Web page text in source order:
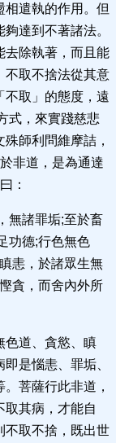
相遣執的作用。但
達到不著諸法。
去除執著，而且能
不取不捨法從其意
不取」的態度，遠
式，來實踐慈悲
師利問維摩詰，
非道，是為通達
：
無諸罪垢;至於畜
功德;行色無色
恚，於諸眾生無
貪，而舍內外所
色道、貪慾、瞋
是惱恚、罪垢、
菩薩行此非道，
取其病，才能自
不取不捨，既出世